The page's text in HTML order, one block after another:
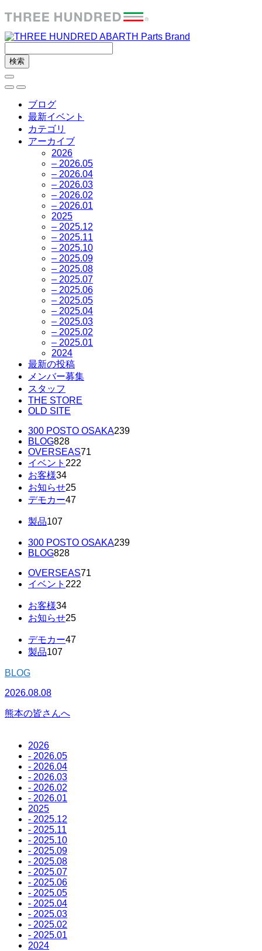
ブログ
最新イベント
カテゴリ
アーカイブ
2026
– 2026.05
– 2026.04
– 2026.03
– 2026.02
– 2026.01
2025
– 2025.12
– 2025.11
– 2025.10
– 2025.09
– 2025.08
– 2025.07
– 2025.06
– 2025.05
– 2025.04
– 2025.03
– 2025.02
– 2025.01
2024
最新の投稿
メンバー募集
スタッフ
THE STORE
OLD SITE
300 POSTO OSAKA239
BLOG828
OVERSEAS71
イベント 222
お客様34
お知らせ25
デモカー47
製品107
300 POSTO OSAKA239
BLOG828
OVERSEAS71
イベント 222
お客様34
お知らせ25
デモカー47
製品107
BLOG
2026.08.08
熊本の皆さんへ
2026
- 2026.05
- 2026.04
- 2026.03
- 2026.02
- 2026.01
2025
- 2025.12
- 2025.11
- 2025.10
- 2025.09
- 2025.08
- 2025.07
- 2025.06
- 2025.05
- 2025.04
- 2025.03
- 2025.02
- 2025.01
2024